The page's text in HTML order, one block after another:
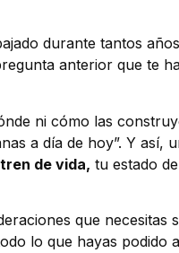
durante tantos
anterior que te
ni cómo las
a día de hoy”. Y así,
de vida, tu estado
que necesitas
lo que hayas